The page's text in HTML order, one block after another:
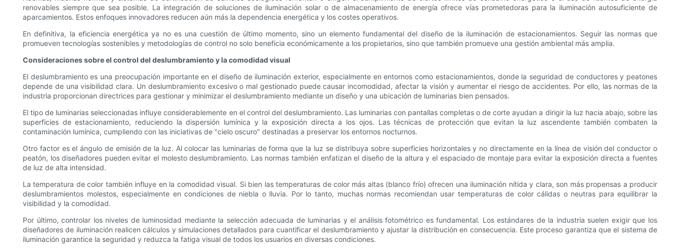
renovables siempre que sea posible. La integración de soluciones de iluminación solar o de almacenamiento de energía ofrece vías prometedoras para la iluminación autosuficiente de
aparcamientos. Estos enfoques innovadores reducen aún más la dependencia energética y los costes operativos.
En definitiva, la eficiencia energética ya no es una cuestión de último momento, sino un elemento fundamental del diseño de la iluminación de estacionamientos. Seguir las normas que
promueven tecnologías sostenibles y metodologías de control no solo beneficia económicamente a los propietarios, sino que también promueve una gestión ambiental más amplia.
Consideraciones sobre el control del deslumbramiento y la comodidad visual
El deslumbramiento es una preocupación importante en el diseño de iluminación exterior, especialmente en entornos como estacionamientos, donde la seguridad de conductores y peatones
depende de una visibilidad clara. Un deslumbramiento excesivo o mal gestionado puede causar incomodidad, afectar la visión y aumentar el riesgo de accidentes. Por ello, las normas de la
industria proporcionan directrices para gestionar y minimizar el deslumbramiento mediante un diseño y una ubicación de luminarias bien pensados.
El tipo de luminarias seleccionadas influye considerablemente en el control del deslumbramiento. Las luminarias con pantallas completas o de corte ayudan a dirigir la luz hacia abajo, sobre las
superficies de estacionamiento, reduciendo la dispersión lumínica y la exposición directa a los ojos. Las técnicas de protección que evitan la luz ascendente también combaten la
contaminación lumínica, cumpliendo con las iniciativas de "cielo oscuro" destinadas a preservar los entornos nocturnos.
Otro factor es el ángulo de emisión de la luz. Al colocar las luminarias de forma que la luz se distribuya sobre superficies horizontales y no directamente en la línea de visión del conductor o
peatón, los diseñadores pueden evitar el molesto deslumbramiento. Las normas también enfatizan el diseño de la altura y el espaciado de montaje para evitar la exposición directa a fuentes
de luz de alta intensidad.
La temperatura de color también influye en la comodidad visual. Si bien las temperaturas de color más altas (blanco frío) ofrecen una iluminación nítida y clara, son más propensas a producir
deslumbramientos molestos, especialmente en condiciones de niebla o lluvia. Por lo tanto, muchas normas recomiendan usar temperaturas de color cálidas o neutras para equilibrar la
visibilidad y la comodidad.
Por último, controlar los niveles de luminosidad mediante la selección adecuada de luminarias y el análisis fotométrico es fundamental. Los estándares de la industria suelen exigir que los
diseñadores de iluminación realicen cálculos y simulaciones detallados para cuantificar el deslumbramiento y ajustar la distribución en consecuencia. Este proceso garantiza que el sistema de
iluminación garantice la seguridad y reduzca la fatiga visual de todos los usuarios en diversas condiciones.